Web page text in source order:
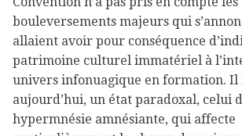
bouleversements majeurs qui
allaient avoir pour conséquence
patrimoine culturel immatériel à
univers infonuagique en formation. Il
aujourd’hui, un état paradoxal, celui
hypermnésie amnésiante, qui affecte